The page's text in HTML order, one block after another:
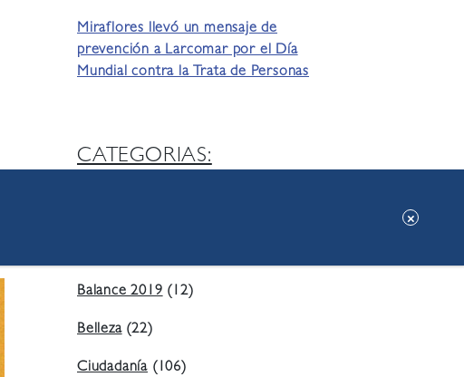
Miraflores llevó un mensaje de
prevención a Larcomar por el Día
Mundial contra la Trata de Personas
CATEGORIAS:
Balance 2019(12)
Belleza(22)
Ciudadanía (106)